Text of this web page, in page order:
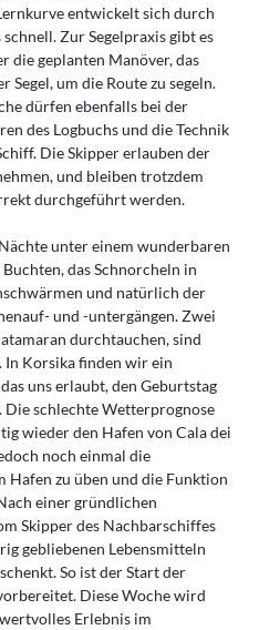
entwickelt sich durch
Zur Segelpraxis gibt es
die geplanten Manöver, das
Segel, um die Route zu segeln.
dürfen ebenfalls bei der
des Logbuchs und die Technik
Die Skipper erlauben der
und bleiben trotzdem
durchgeführt werden.
unter einem wunderbaren
das Schnorcheln in
und natürlich der
und -untergängen. Zwei
durchtauchen, sind
In Korsika finden wir ein
uns erlaubt, den Geburtstag
Die schlechte Wetterprognose
wieder den Hafen von Cala dei
noch einmal die
Hafen zu üben und die Funktion
einer gründlichen
Skipper des Nachbarschiffes
gebliebenen Lebensmitteln
So ist der Start der
Diese Woche wird
Erlebnis im